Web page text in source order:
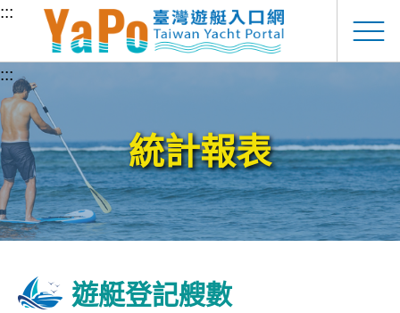
跳至主要內容
:::
:::
統計報表
遊艇登記艘數